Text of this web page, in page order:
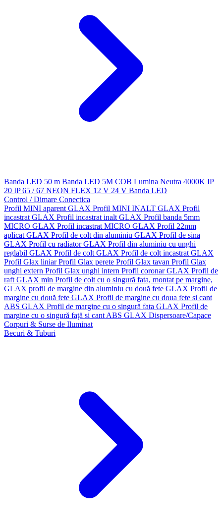
Banda LED 50 m Banda LED 5M COB Lumina Neutra 4000K IP
20 IP 65 / 67 NEON FLEX 12 V 24 V Banda LED
Control / Dimare Conectica
Profil MINI aparent GLAX Profil MINI INALT GLAX Profil
incastrat GLAX Profil incastrat inalt GLAX Profil banda 5mm
MICRO GLAX Profil incastrat MICRO GLAX Profil 22mm
aplicat GLAX Profil de colt din aluminiu GLAX Profil de sina
GLAX Profil cu radiator GLAX Profil din aluminiu cu unghi
reglabil GLAX Profil de colt GLAX Profil de colt incastrat GLAX
Profil Glax liniarProfil Glax perete Profil Glax tavan Profil Glax
unghi extern Profil Glax unghi intern Profil coronar GLAX Profil de
raft GLAX min Profil de colt cu o singură fata, montat pe margine,
GLAX profil de margine din aluminiu cu două fete GLAX Profil de
margine cu două fete GLAX Profil de margine cu doua fete si cant
ABS GLAX Profil de margine cu o singură fata GLAX Profil de
margine cu o singură față si cant ABS GLAX Dispersoare/Capace
Corpuri & Surse de Iluminat
Becuri & Tuburi